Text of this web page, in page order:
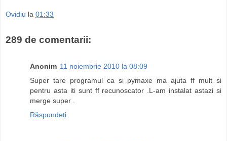
Ovidiu la 01:33
289 de comentarii:
Anonim 11 noiembrie 2010 la 08:09
Super tare programul ca si pymaxe ma ajuta ff mult si
pentru asta iti sunt ff recunoscator .L-am instalat astazi si
merge super .
Răspundeți